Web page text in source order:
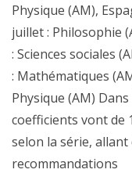
Physique (AM),
juillet : Philosophie
: Sciences sociales
: Mathématiques
Physique (AM)
coefficients vont de
selon la série, allant
recommandations